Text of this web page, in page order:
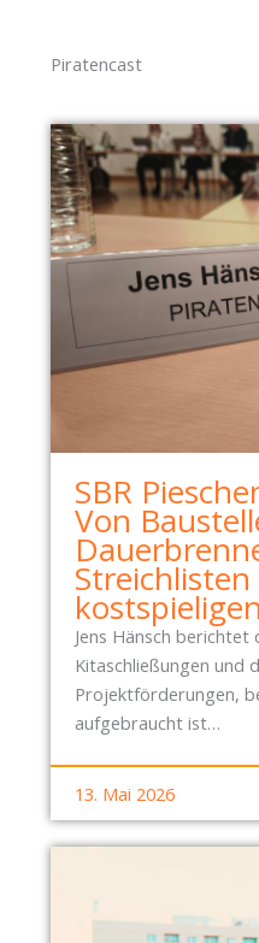
Piratencast
SBR
Von
Jens Hänsch berichtet
Kitaschließungen und
Projektförderungen,
aufgebraucht ist…
13. Mai 2026